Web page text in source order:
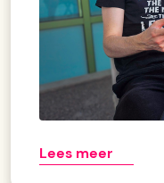
Lees meer